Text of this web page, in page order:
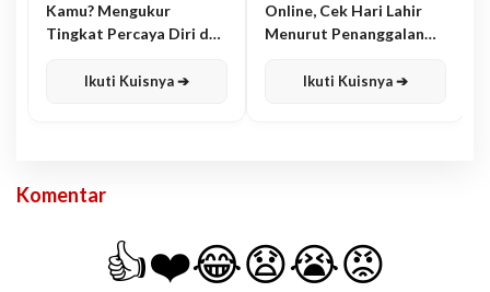
Kamu? Mengukur
Tingkat Percaya Diri dan
Ikuti Kuisnya ➔
Online, Cek Hari Lahir
Menurut Penanggalan
Ikuti Kuisnya ➔
Komentar
👍❤️😂😧😭😡